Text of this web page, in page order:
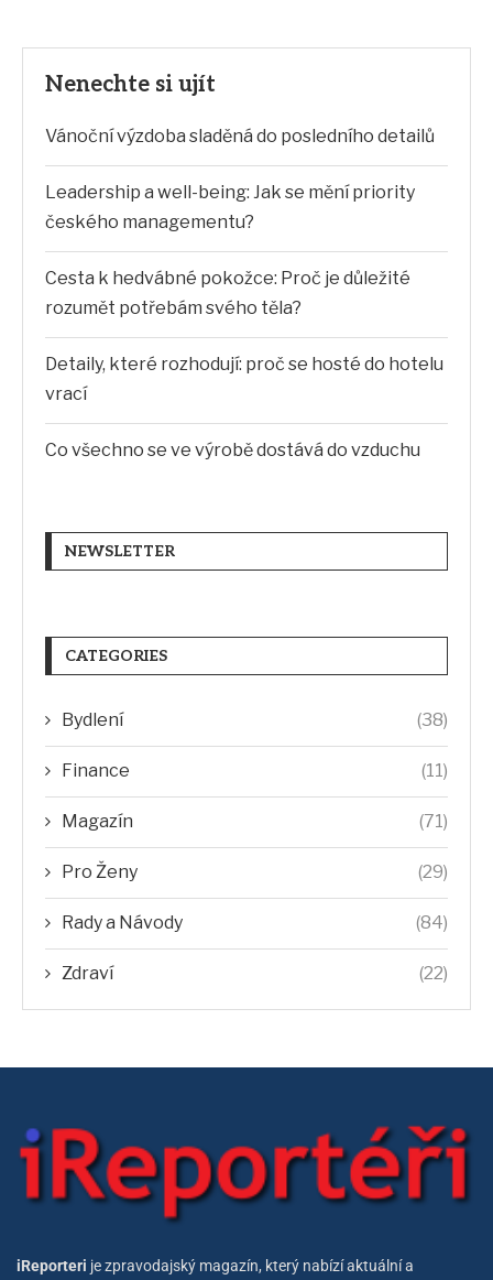
Nenechte si ujít
Vánoční výzdoba sladěná do posledního detailů
Leadership a well-being: Jak se mění priority
českého managementu?
Cesta k hedvábné pokožce: Proč je důležité
rozumět potřebám svého těla?
Detaily, které rozhodují: proč se hosté do hotelu
vrací
Co všechno se ve výrobě dostává do vzduchu
NEWSLETTER
CATEGORIES
Bydlení (38)
Finance (11)
Magazín (71)
Pro Ženy (29)
Rady a Návody (84)
Zdraví (22)
iReporteri je zpravodajský magazín, který nabízí aktuální a